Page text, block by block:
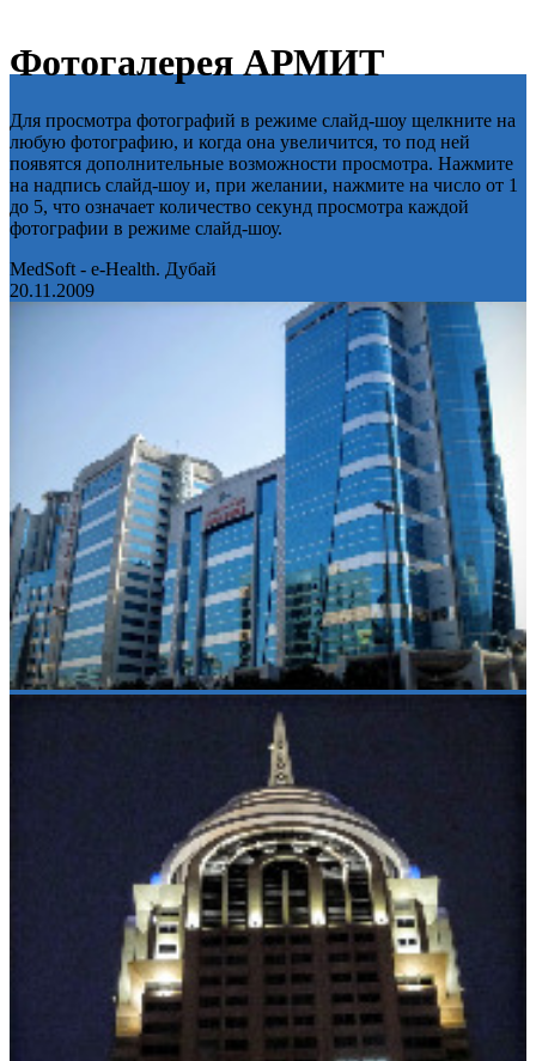
Фотогалерея АРМИТ
Для просмотра фотографий в режиме слайд-шоу щелкните на
любую фотографию, и когда она увеличится, то под ней
появятся дополнительные возможности просмотра. Нажмите
на надпись слайд-шоу и, при желании, нажмите на число от 1
до 5, что означает количество секунд просмотра каждой
фотографии в режиме слайд-шоу.
MedSoft - e-Health. Дубай
20.11.2009